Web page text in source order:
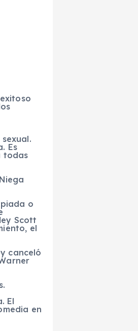
Es
todas
o
Scott
el
canceló
El
en